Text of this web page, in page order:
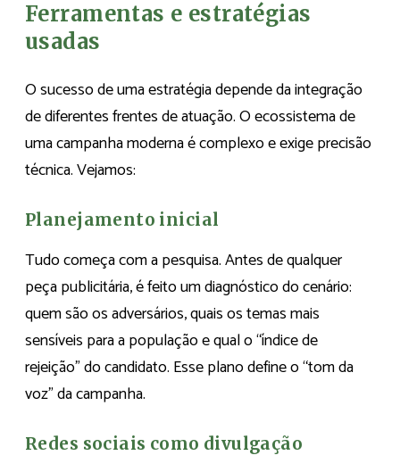
Ferramentas e estratégias
usadas
O sucesso de uma estratégia depende da integração
de diferentes frentes de atuação. O ecossistema de
uma campanha moderna é complexo e exige precisão
técnica. Vejamos:
Planejamento inicial
Tudo começa com a pesquisa. Antes de qualquer
peça publicitária, é feito um diagnóstico do cenário:
quem são os adversários, quais os temas mais
sensíveis para a população e qual o “índice de
rejeição” do candidato. Esse plano define o “tom da
voz” da campanha.
Redes sociais como divulgação